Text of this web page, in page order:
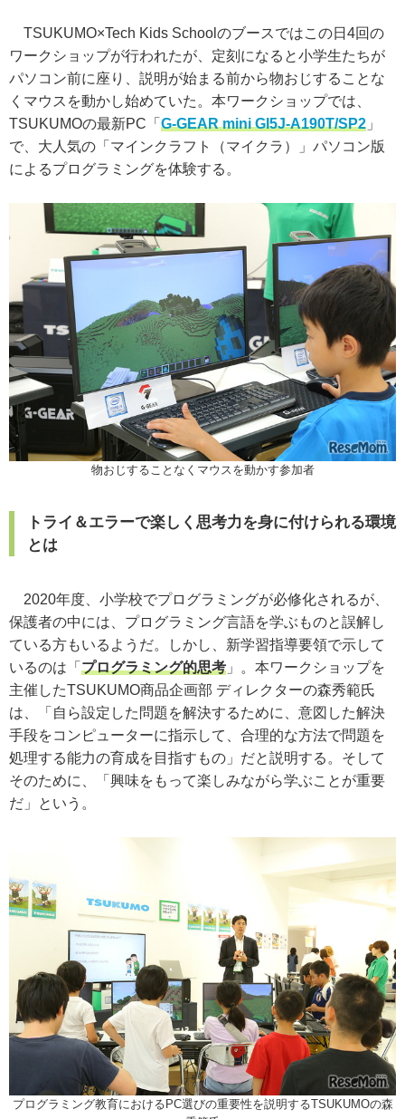
TSUKUMO×Tech Kids Schoolのブースではこの日4回の
ワークショップが行われたが、定刻になると小学生たちが
パソコン前に座り、説明が始まる前から物おじすることな
くマウスを動かし始めていた。本ワークショップでは、
TSUKUMOの最新PC「 G-GEAR mini GI5J-A190T/SP2 」
で、大人気の「マインクラフト（マイクラ）」パソコン版
によるプログラミングを体験する。
物おじすることなくマウスを動かす参加者
トライ＆エラーで楽しく思考力を身に付けられる環境
とは
2020年度、小学校でプログラミングが必修化されるが、
保護者の中には、プログラミング言語を学ぶものと誤解し
ている方もいるようだ。しかし、新学習指導要領で示して
いるのは「 プログラミング的思考 」。本ワークショップを
主催したTSUKUMO商品企画部 ディレクターの森秀範氏
は、「自ら設定した問題を解決するために、意図した解決
手段をコンピューターに指示して、合理的な方法で問題を
処理する能力の育成を目指すもの」だと説明する。そして
そのために、「興味をもって楽しみながら学ぶことが重要
だ」という。
プログラミング教育におけるPC選びの重要性を説明するTSUKUMOの森